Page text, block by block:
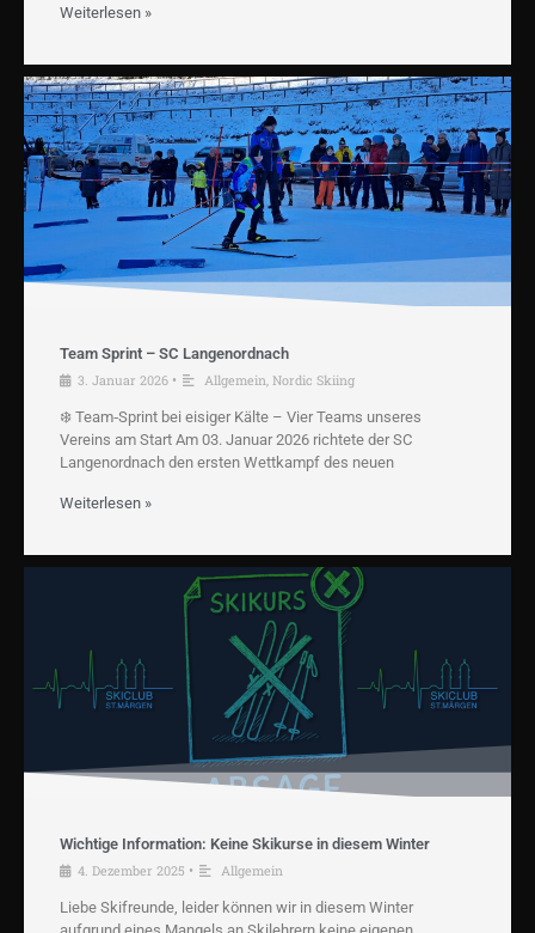
Weiterlesen »
Team Sprint – SC Langenordnach
3. Januar 2026 • Allgemein, Nordic Skiing
❄️ Team‑Sprint bei eisiger Kälte – Vier Teams unseres
Vereins am Start Am 03. Januar 2026 richtete der SC
Langenordnach den ersten Wettkampf des neuen
Weiterlesen »
Wichtige Information: Keine Skikurse in diesem Winter
4. Dezember 2025 • Allgemein
Liebe Skifreunde, leider können wir in diesem Winter